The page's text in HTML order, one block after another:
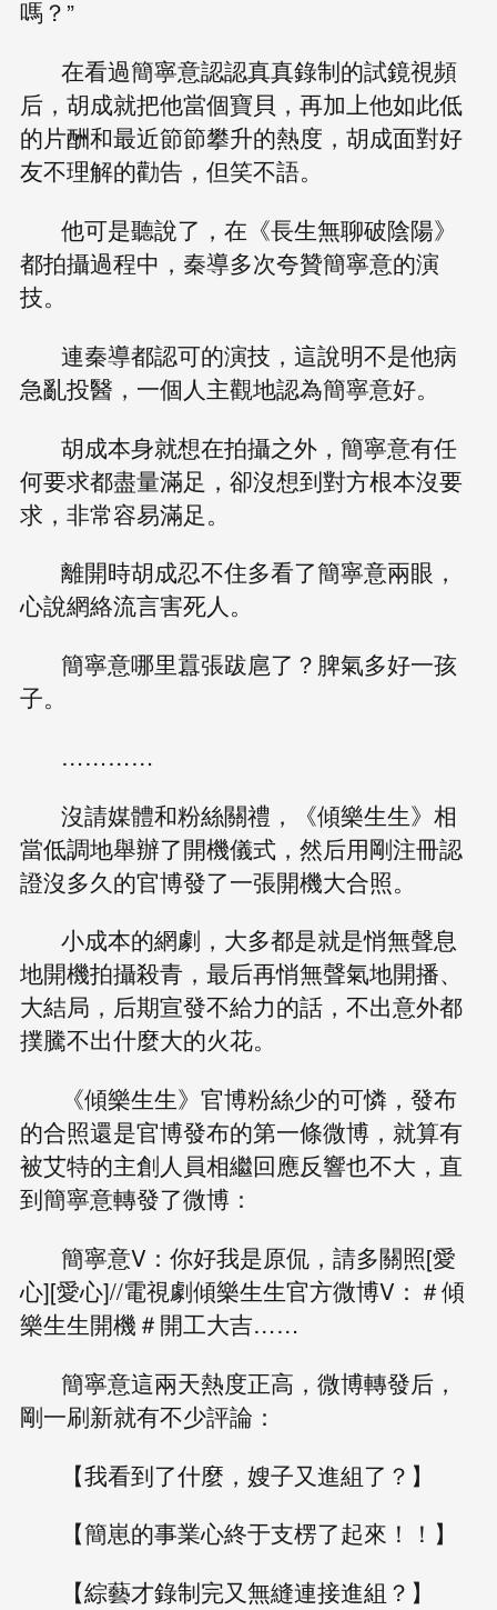
嗎？”
在看過簡寧意認認真真錄制的試鏡視頻
后，胡成就把他當個寶貝，再加上他如此低
的片酬和最近節節攀升的熱度，胡成面對好
友不理解的勸告，但笑不語。
他可是聽說了，在《長生無聊破陰陽》
都拍攝過程中，秦導多次夸贊簡寧意的演
技。
連秦導都認可的演技，這說明不是他病
急亂投醫，一個人主觀地認為簡寧意好。
胡成本身就想在拍攝之外，簡寧意有任
何要求都盡量滿足，卻沒想到對方根本沒要
求，非常容易滿足。
離開時胡成忍不住多看了簡寧意兩眼，
心說網絡流言害死人。
簡寧意哪里囂張跋扈了？脾氣多好一孩
子。
…………
沒請媒體和粉絲關禮，《傾樂生生》相
當低調地舉辦了開機儀式，然后用剛注冊認
證沒多久的官博發了一張開機大合照。
小成本的網劇，大多都是就是悄無聲息
地開機拍攝殺青，最后再悄無聲氣地開播、
大結局，后期宣發不給力的話，不出意外都
撲騰不出什麼大的火花。
《傾樂生生》官博粉絲少的可憐，發布
的合照還是官博發布的第一條微博，就算有
被艾特的主創人員相繼回應反響也不大，直
到簡寧意轉發了微博：
簡寧意V：你好我是原侃，請多關照[愛
心][愛心]//電視劇傾樂生生官方微博V：＃傾
樂生生開機＃開工大吉……
簡寧意這兩天熱度正高，微博轉發后，
剛一刷新就有不少評論：
【我看到了什麼，嫂子又進組了？】
【簡崽的事業心終于支楞了起來！！】
【綜藝才錄制完又無縫連接進組？】